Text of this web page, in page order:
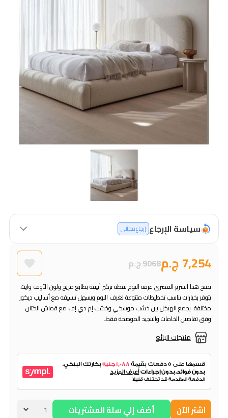
سياسة الإرجاع إرجاع مجاني
7,254 ج.م 9068 ج.م
منتجات البائع
يمنح هذا السرير العصري غرفة النوم نقطة تركيز أنيقة بطابع مريح ولون الأوف وايت.
يتوفر بخيارات تناسب تخطيطات متنوعة لغرف النوم ويسهل تنسيقه مع أساليب ديكور
مختلفة. يجمع الهيكل بين خشب موسكي وخشب إم دي إف مع قماش الكتان
وفق تفاصيل الخامات والتنجيد الموضحة فقط.
اشتر الآن أضف إلي سلة المشتريات